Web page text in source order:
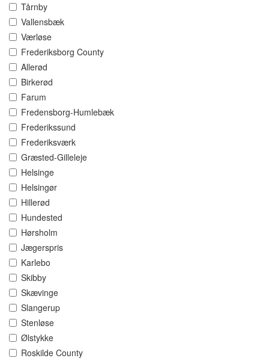
Tårnby
Vallensbæk
Værløse
Frederiksborg County
Allerød
Birkerød
Farum
Fredensborg-Humlebæk
Frederikssund
Frederiksværk
Græsted-Gilleleje
Helsinge
Helsingør
Hillerød
Hundested
Hørsholm
Jægerspris
Karlebo
Skibby
Skævinge
Slangerup
Stenløse
Ølstykke
Roskilde County